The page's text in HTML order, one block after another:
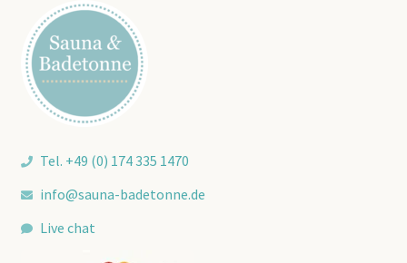
Tel. +49 (0) 174 335 1470
info@sauna-badetonne.de
Live chat